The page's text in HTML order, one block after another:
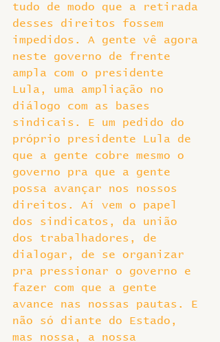
tudo de modo que a retirada
desses direitos fossem
impedidos. A gente vê agora
neste governo de frente
ampla com o presidente
Lula, uma ampliação no
diálogo com as bases
sindicais. E um pedido do
próprio presidente Lula de
que a gente cobre mesmo o
governo pra que a gente
possa avançar nos nossos
direitos. Aí vem o papel
dos sindicatos, da união
dos trabalhadores, de
dialogar, de se organizar
pra pressionar o governo e
fazer com que a gente
avance nas nossas pautas. E
não só diante do Estado,
mas nossa, a nossa